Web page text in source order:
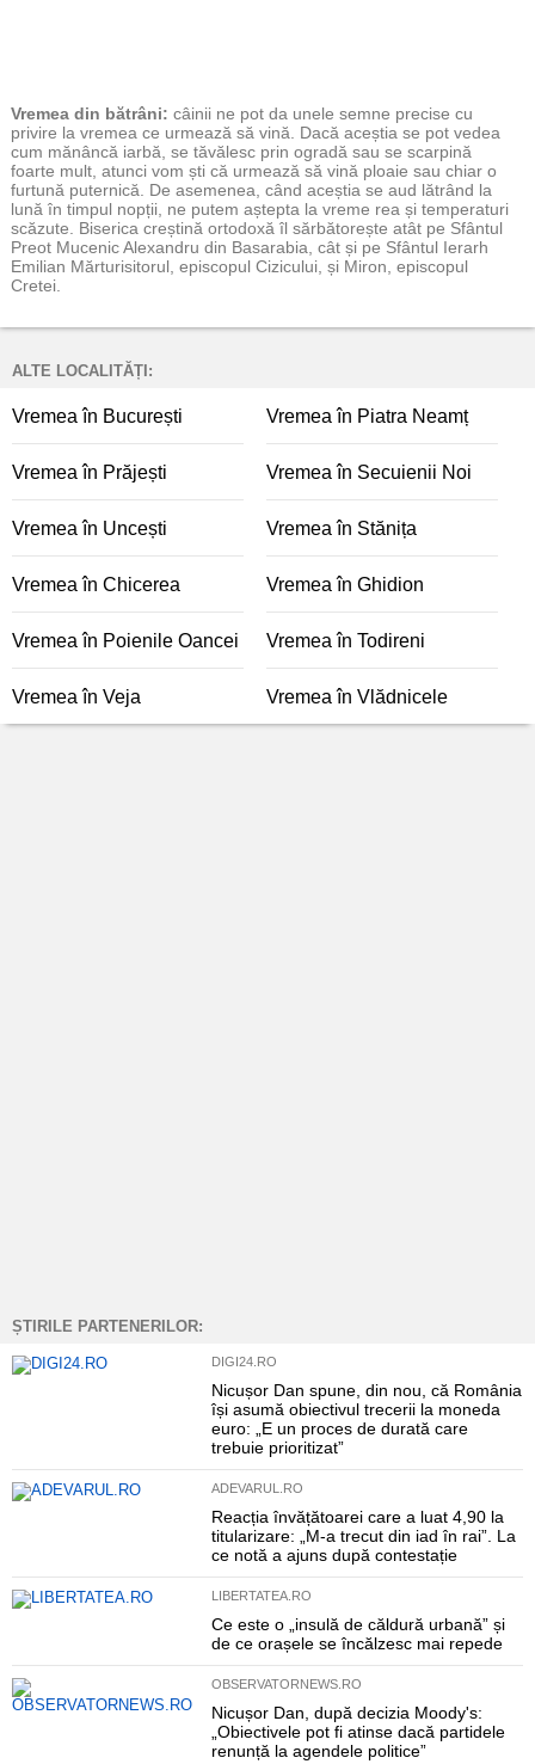
Vremea din bătrâni: câinii ne pot da unele semne precise cu
privire la vremea ce urmează să vină. Dacă aceștia se pot vedea
cum mănâncă iarbă, se tăvălesc prin ogradă sau se scarpină
foarte mult, atunci vom ști că urmează să vină ploaie sau chiar o
furtună puternică. De asemenea, când aceștia se aud lătrând la
lună în timpul nopții, ne putem aștepta la vreme rea și temperaturi
scăzute. Biserica creștină ortodoxă îl sărbătorește atât pe Sfântul
Preot Mucenic Alexandru din Basarabia, cât și pe Sfântul Ierarh
Emilian Mărturisitorul, episcopul Cizicului, și Miron, episcopul
Cretei.
ALTE LOCALITĂȚI:
Vremea în București Vremea în Piatra Neamț
Vremea în Prăjești Vremea în Secuienii Noi
Vremea în Uncești Vremea în Stănița
Vremea în Chicerea Vremea în Ghidion
Vremea în Poienile Oancei Vremea în Todireni
Vremea în Veja Vremea în Vlădnicele
ȘTIRILE PARTENERILOR:
DIGI24.RO
Nicușor Dan spune, din nou, că România
își asumă obiectivul trecerii la moneda
euro: „E un proces de durată care
trebuie prioritizat”
ADEVARUL.RO
Reacția învățătoarei care a luat 4,90 la
titularizare: „M-a trecut din iad în rai”. La
ce notă a ajuns după contestație
LIBERTATEA.RO
Ce este o „insulă de căldură urbană” și
de ce orașele se încălzesc mai repede
OBSERVATORNEWS.RO
Nicușor Dan, după decizia Moody's:
„Obiectivele pot fi atinse dacă partidele
renunță la agendele politice”